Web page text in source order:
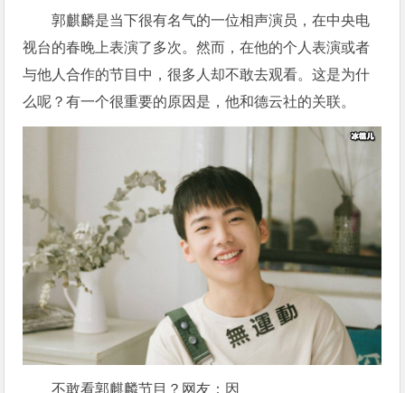
郭麒麟是当下很有名气的一位相声演员，在中央电
视台的春晚上表演了多次。然而，在他的个人表演或者
与他人合作的节目中，很多人却不敢去观看。这是为什
么呢？有一个很重要的原因是，他和德云社的关联。
不敢看郭麒麟节目？网友：因